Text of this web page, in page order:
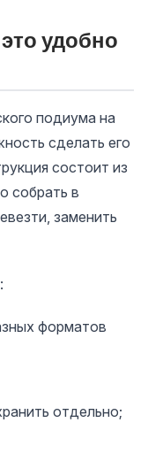
удобно
подиума на
сделать его
состоит из
собрать в
заменить
форматов
отдельно;